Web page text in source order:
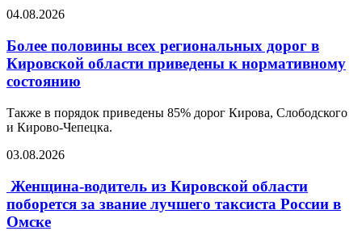
04.08.2026
Более половины всех региональных дорог в
Кировской области приведены к нормативному
состоянию
Также в порядок приведены 85% дорог Кирова, Слободского
и Кирово-Чепецка.
03.08.2026
Женщина-водитель из Кировской области
поборется за звание лучшего таксиста России в
Омске